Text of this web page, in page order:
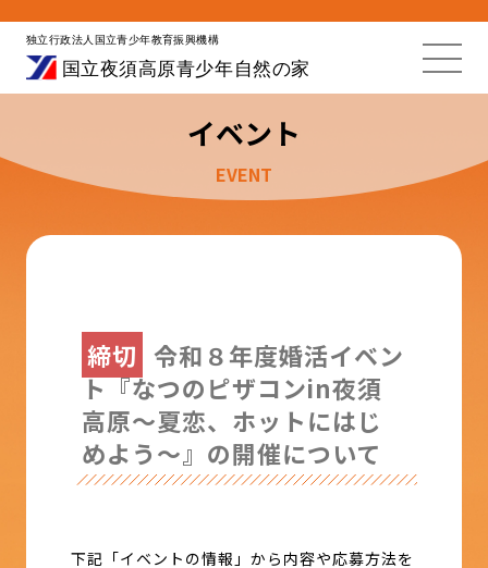
イベント
EVENT
締切 令和８年度婚活イベン
ト『なつのピザコンin夜須
高原～夏恋、ホットにはじ
めよう～』の開催について
下記「イベントの情報」から内容や応募方法を